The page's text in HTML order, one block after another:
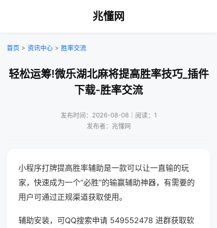
兆懂网
首页 > 资讯中心 > 胜率交流
轻松运筹!微乐湖北麻将提高胜率技巧_插件
下载-胜率交流
发布时间：2026-08-08｜阅读：1
发布者：兆懂网
小程序打牌提高胜率辅助是一款可以让一直输的玩
家，快速成为一个“必胜”的输赢辅助神器，有需要的
用户可通过正规渠道获取使用。
辅助安装，可QQ搜索申请 549552478 进群获取软